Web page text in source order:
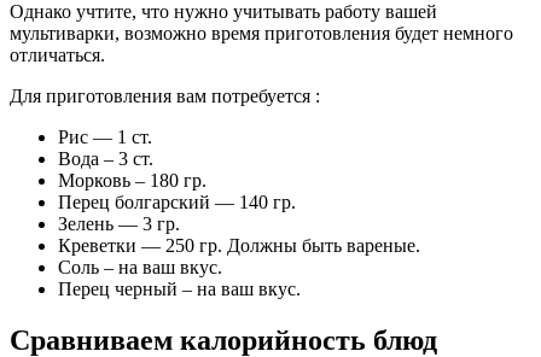
Однако учтите, что нужно учитывать работу вашей
мультиварки, возможно время приготовления будет немного
отличаться.
Для приготовления вам потребуется :
Рис — 1 ст.
Вода – 3 ст.
Морковь – 180 гр.
Перец болгарский — 140 гр.
Зелень — 3 гр.
Креветки — 250 гр. Должны быть вареные.
Соль – на ваш вкус.
Перец черный – на ваш вкус.
Сравниваем калорийность блюд